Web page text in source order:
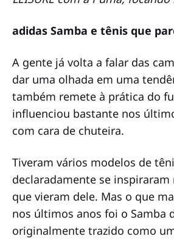
adidas Samba e tênis que
A gente já volta a falar das
dar uma olhada em uma
também remete à prática do
influenciou bastante nos
com cara de chuteira.
Tiveram vários modelos de
declaradamente se
que vieram dele. Mas o que
nos últimos anos foi o Samba
originalmente trazido como